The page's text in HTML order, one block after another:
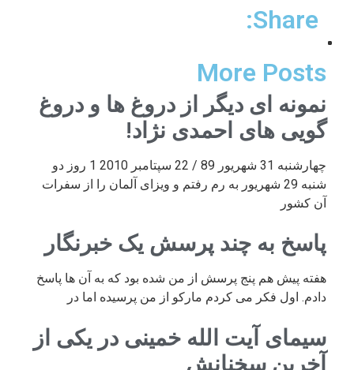
Share:
More Posts
نمونه ای دیگر از دروغ ها و دروغ
گویی های احمدی نژاد!
چهارشنبه 31 شهریور 89 / 22 سپتامبر 2010 1 روز دو
شنبه 29 شهریور به رم رفتم و ویزای آلمان را از سفرات
آن کشور
پاسخ به چند پرسش یک خبرنگار
هفته پیش هم پنج پرسش از من شده بود که به آن ها پاسخ
دادم. اول فکر می کردم مارکو از من پرسیده اما در
سیمای آیت الله خمینی در یکی از
آخرین سخنانش